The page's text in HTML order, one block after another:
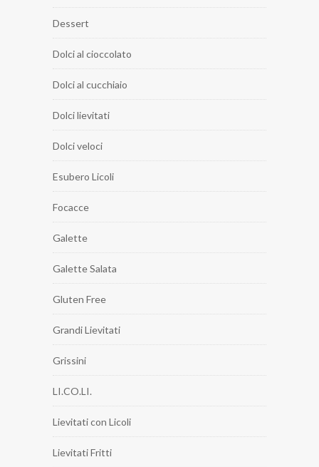
Dessert
Dolci al cioccolato
Dolci al cucchiaio
Dolci lievitati
Dolci veloci
Esubero Licoli
Focacce
Galette
Galette Salata
Gluten Free
Grandi Lievitati
Grissini
LI.CO.LI.
Lievitati con Licoli
Lievitati Fritti